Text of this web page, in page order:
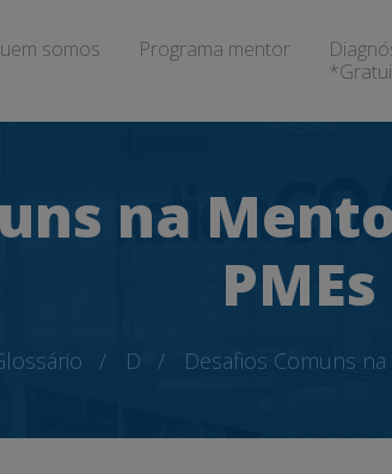
somos Programa mentor
na
PMEs
D Desafios Comuns